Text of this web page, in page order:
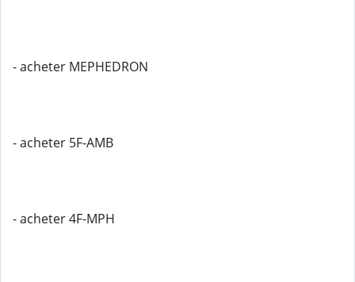
- acheter MEPHEDRON
- acheter 5F-AMB
- acheter 4F-MPH